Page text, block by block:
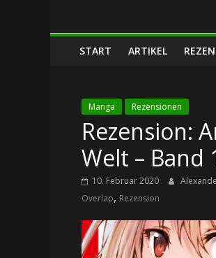
START ARTIKEL
Manga Rezensionen
Rezension:
Welt – Band
10. Februar 2020
Overlap, Rezension